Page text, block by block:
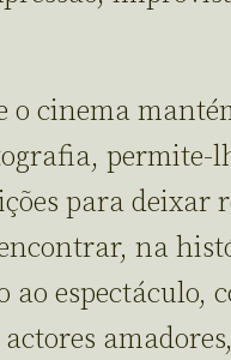
o cinema
permite-
para deixar
na
espectáculo,